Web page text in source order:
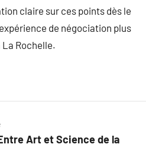
claire sur ces points dès le
de négociation plus
Rochelle.
Art et Science de la